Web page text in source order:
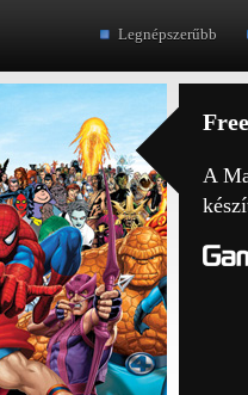
Legnépszerűbb
A